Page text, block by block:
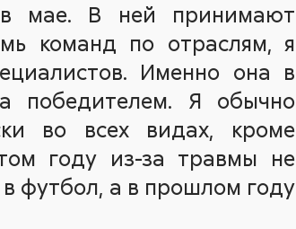
в мае. В ней принимают
команд по отраслям, я
Именно она в
победителем. Я обычно
во всех видах, кроме
году из-за травмы не
в футбол, а в прошлом году